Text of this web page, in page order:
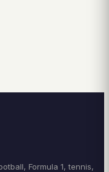
Formula 1, tennis,